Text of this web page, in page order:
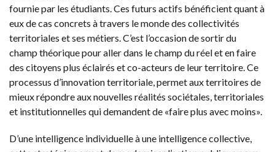
fournie par les étudiants. Ces futurs actifs bénéficient quant à
eux de cas concrets à travers le monde des collectivités
territoriales et ses métiers. C’est l’occasion de sortir du
champ théorique pour aller dans le champ du réel et en faire
des citoyens plus éclairés et co-acteurs de leur territoire. Ce
processus d’innovation territoriale, permet aux territoires de
mieux répondre aux nouvelles réalités sociétales, territoriales
et institutionnelles qui demandent de «faire plus avec moins».
D’une intelligence individuelle à une intelligence collective,